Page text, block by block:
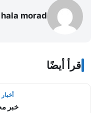
hala morad
اقرأ أيضًا
خبر